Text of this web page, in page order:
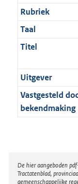
Rubriek
Taal
Titel
Uitgever
Vastgesteld
bekendmaking
Disclaimer
De hier aangeboden
Tractatenblad,
gemeenschappelijke